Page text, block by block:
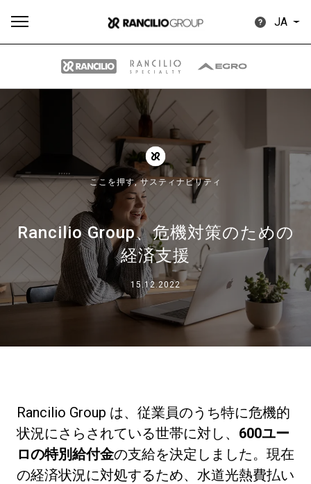
JA
ここを押す,サスティナビリティ
Rancilio Group、危機対策のための
経済支援
15.12.2022
Rancilio Group は、従業員のうち特に危機的
状況にさらされている世帯に対し、 600ユー
ロの特別給付金の支給を決定しました。現在
の経済状況に対処するため、水道光熱費払い
ニュ
ース
ダウン
ロード
Our brands
グループ
歴史
研究室紹介